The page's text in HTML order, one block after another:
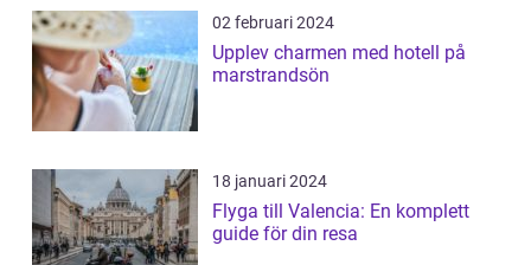
02 februari 2024
Upplev charmen med hotell på
marstrandsön
18 januari 2024
Flyga till Valencia: En komplett
guide för din resa